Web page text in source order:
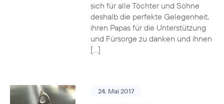
sich für alle Töchter und Söhne
deshalb die perfekte Gelegenheit,
ihren Papas für die Unterstützung
und Fürsorge zu danken und ihnen
[…]
24. Mai 2017